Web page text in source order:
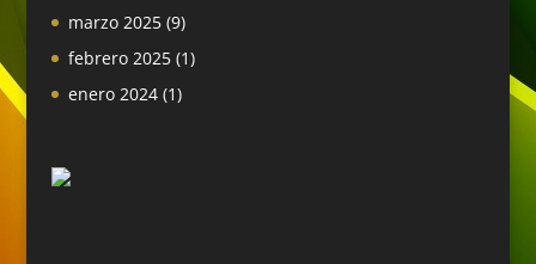
marzo 2025(9)
febrero 2025(1)
enero 2024(1)